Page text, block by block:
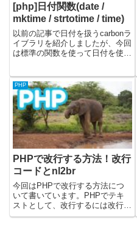
[php]日付関数(date /
mktime / strtotime / time)
以前の記事で日付を扱うcarbonラ
イブラリを紹介しましたが、今回
は標準の関数を使って日付を使う
とがあったので書いてみまし
た。）PHP5.2以降はDateTime型
が使えるようです...
PHP
PHPで改行する方法！改行
コードとnl2br
今回はPHPで改行する方法につ
いて書いています。PHPでテキ
ストとして、改行するには改行コ
ードを入れてあげると良いです。